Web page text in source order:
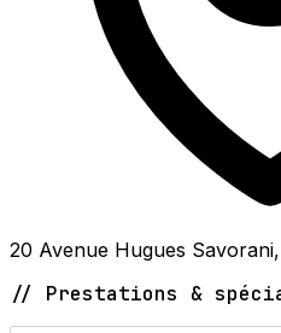
20 Avenue Hugues
// Prestations &